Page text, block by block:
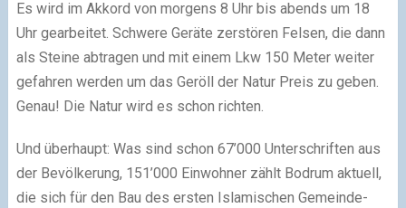
Es wird im Akkord von morgens 8 Uhr bis abends um 18
Uhr gearbeitet. Schwere Geräte zerstören Felsen, die dann
als Steine abtragen und mit einem Lkw 150 Meter weiter
gefahren werden um das Geröll der Natur Preis zu geben.
Genau! Die Natur wird es schon richten.
Und überhaupt: Was sind schon 67’000 Unterschriften aus
der Bevölkerung, 151’000 Einwohner zählt Bodrum aktuell,
die sich für den Bau des ersten Islamischen Gemeinde-